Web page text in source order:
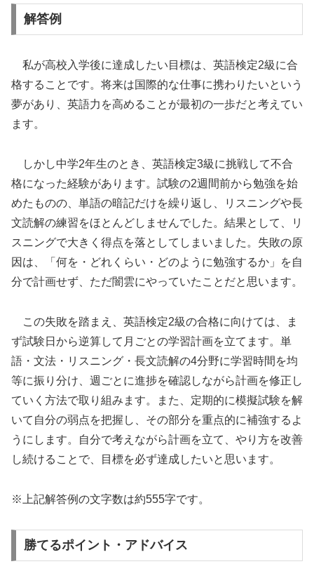
解答例
私が高校入学後に達成したい目標は、英語検定2級に合
格することです。将来は国際的な仕事に携わりたいという
夢があり、英語力を高めることが最初の一歩だと考えてい
ます。
しかし中学2年生のとき、英語検定3級に挑戦して不合
格になった経験があります。試験の2週間前から勉強を始
めたものの、単語の暗記だけを繰り返し、リスニングや長
文読解の練習をほとんどしませんでした。結果として、リ
スニングで大きく得点を落としてしまいました。失敗の原
因は、「何を・どれくらい・どのように勉強するか」を自
分で計画せず、ただ闇雲にやっていたことだと思います。
この失敗を踏まえ、英語検定2級の合格に向けては、ま
ず試験日から逆算して月ごとの学習計画を立てます。単
語・文法・リスニング・長文読解の4分野に学習時間を均
等に振り分け、週ごとに進捗を確認しながら計画を修正し
ていく方法で取り組みます。また、定期的に模擬試験を解
いて自分の弱点を把握し、その部分を重点的に補強するよ
うにします。自分で考えながら計画を立て、やり方を改善
し続けることで、目標を必ず達成したいと思います。
※上記解答例の文字数は約555字です。
勝てるポイント・アドバイス